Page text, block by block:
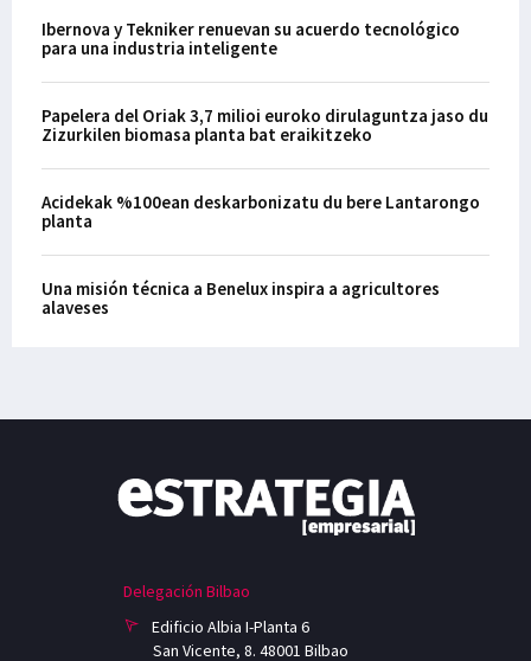
Ibernova y Tekniker renuevan su acuerdo tecnológico
para una industria inteligente
Papelera del Oriak 3,7 milioi euroko dirulaguntza jaso du
Zizurkilen biomasa planta bat eraikitzeko
Acidekak %100ean deskarbonizatu du bere Lantarongo
planta
Una misión técnica a Benelux inspira a agricultores
alaveses
Delegación Bilbao
Edificio Albia I-Planta 6
San Vicente, 8. 48001 Bilbao